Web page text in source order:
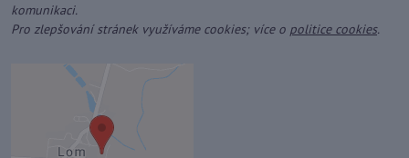
komunikaci.
Pro zlepšování stránek využíváme cookies; více o politice cookies.